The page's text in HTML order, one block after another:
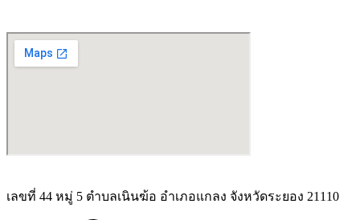
เลขที่ 44 หมู่ 5 ตำบลเนินฆ้อ อำเภอแกลง จังหวัดระยอง 21110